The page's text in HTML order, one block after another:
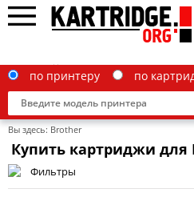
по принтеру по
Вы здесь: Brother
Купить картриджи для
Фильтры